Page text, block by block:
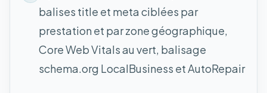
balises title et meta ciblées par
prestation et par zone géographique,
Core Web Vitals au vert, balisage
schema.org LocalBusiness et AutoRepair